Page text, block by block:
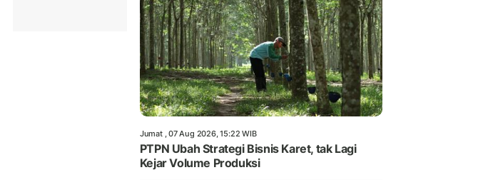
Jumat , 07 Aug 2026, 15:22 WIB
PTPN Ubah Strategi Bisnis Karet, tak Lagi
Kejar Volume Produksi